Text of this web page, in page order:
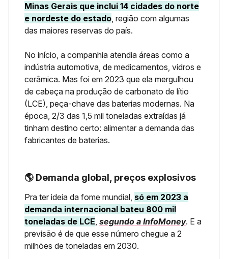
Minas Gerais que inclui 14 cidades do norte
e nordeste do estado, região com algumas
das maiores reservas do país.
No início, a companhia atendia áreas como a
indústria automotiva, de medicamentos, vidros e
cerâmica. Mas foi em 2023 que ela mergulhou
de cabeça na produção de carbonato de lítio
(LCE), peça-chave das baterias modernas. Na
época, 2/3 das 1,5 mil toneladas extraídas já
tinham destino certo: alimentar a demanda das
fabricantes de baterias.
🌎 Demanda global, preços explosivos
Pra ter ideia da fome mundial, só em 2023 a
demanda internacional bateu 800 mil
toneladas de LCE, segundo a InfoMoney. E a
previsão é de que esse número chegue a 2
milhões de toneladas em 2030.